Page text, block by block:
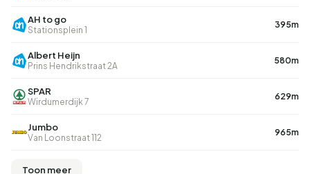
AH to go
Stationsplein 1
395m
Albert Heijn
Prins Hendrikstraat 2A
580m
SPAR
Wirdumerdijk 7
629m
Jumbo
Van Loonstraat 112
965m
Toon meer